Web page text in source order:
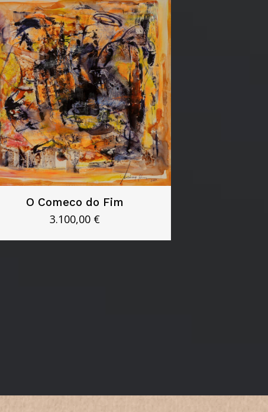
O Comeco do Fim
3.100,00 €